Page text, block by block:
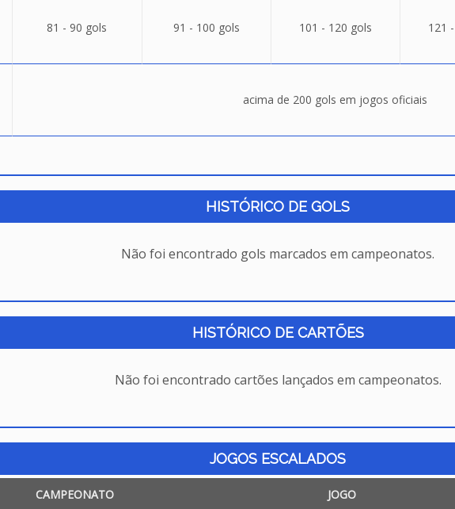
81 - 90 gols 91 - 100 gols 101 - 120 gols 121
acima de 200 gols em jogos oficiais
HISTÓRICO DE GOLS
Não foi encontrado gols marcados em campeonatos.
HISTÓRICO DE CARTÕES
Não foi encontrado cartões lançados em campeonatos.
JOGOS ESCALADOS
CAMPEONATO JOGO